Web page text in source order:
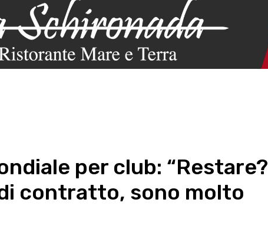
per club: “Restare?
contratto, sono molto